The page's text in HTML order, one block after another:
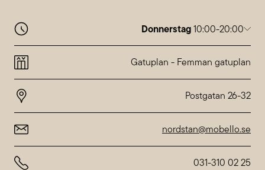
Donnerstag10:00-20:00
Montag
10:00-20:00
10:00-20:00
10:00-20:00
Abweichende Öffnungszeiten beiNordstan
Gatuplan - Femman gatuplan
nordstan@mobello.se
031-310 02 25